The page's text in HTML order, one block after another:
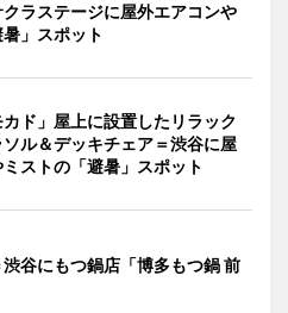
クラステージに屋外エアコンや
」スポット
ド」屋上に設置したリラック
ル＆デッキチェア＝渋谷に屋
ストの「避暑」スポット
谷にもつ鍋店「博多もつ鍋 前